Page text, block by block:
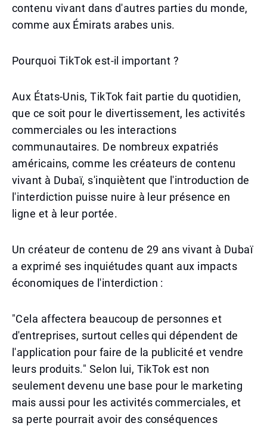
contenu vivant dans d'autres parties du monde,
comme aux Émirats arabes unis.
Pourquoi TikTok est-il important ?
Aux États-Unis, TikTok fait partie du quotidien,
que ce soit pour le divertissement, les activités
commerciales ou les interactions
communautaires. De nombreux expatriés
américains, comme les créateurs de contenu
vivant à Dubaï, s'inquiètent que l'introduction de
l'interdiction puisse nuire à leur présence en
ligne et à leur portée.
Un créateur de contenu de 29 ans vivant à Dubaï
a exprimé ses inquiétudes quant aux impacts
économiques de l'interdiction :
"Cela affectera beaucoup de personnes et
d'entreprises, surtout celles qui dépendent de
l'application pour faire de la publicité et vendre
leurs produits." Selon lui, TikTok est non
seulement devenu une base pour le marketing
mais aussi pour les activités commerciales, et
sa perte pourrait avoir des conséquences